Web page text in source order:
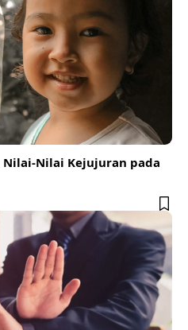
Nilai-Nilai Kejujuran pada